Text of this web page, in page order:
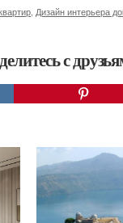
, Дизайн интерьера
с